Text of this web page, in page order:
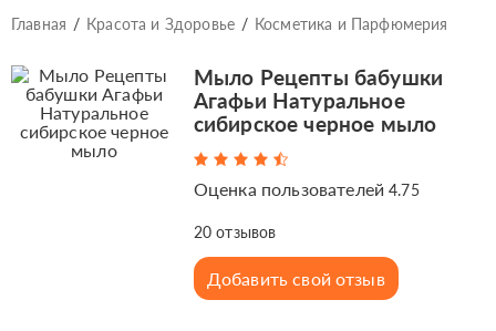
Главная Красота и Здоровье Косметика и Парфюмерия
Мыло Рецепты бабушки
Агафьи Натуральное
сибирское черное мыло
Оценка пользователей4.75
20 отзывов
Добавить свой отзыв